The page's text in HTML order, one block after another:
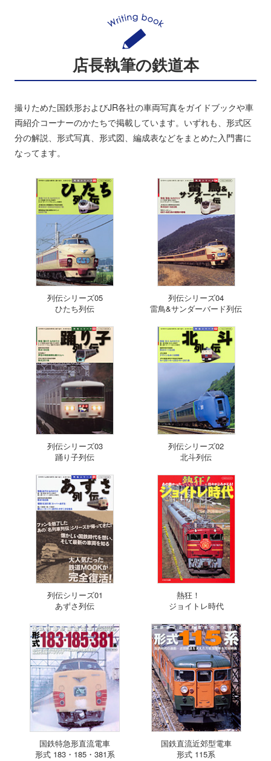
店長執筆の鉄道本
撮りためた国鉄形およびJR各社の車両写真をガイドブックや車
両紹介コーナーのかたちで掲載しています。いずれも、形式区
分の解説、形式写真、形式図、編成表などをまとめた入門書に
なってます。
列伝シリーズ05
ひたち列伝
列伝シリーズ04
雷鳥&サンダーバード列伝
列伝シリーズ03
踊り子列伝
列伝シリーズ02
北斗列伝
列伝シリーズ01
あずさ列伝
熱狂！
ジョイトレ時代
国鉄特急形直流電車
形式 183・185・381系
国鉄直流近郊型電車
形式 115系